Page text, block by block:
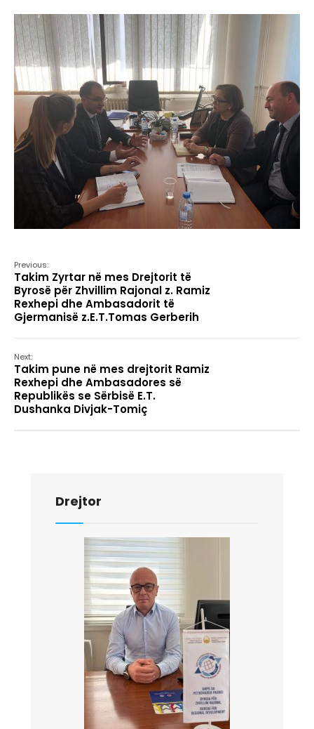
Previous:
Takim Zyrtar në mes Drejtorit të
Byrosë për Zhvillim Rajonal z. Ramiz
Rexhepi dhe Ambasadorit të
Gjermanisë z.E.T.Tomas Gerberih
Next:
Takim pune në mes drejtorit Ramiz
Rexhepi dhe Ambasadores së
Republikës se Sërbisë E.T.
Dushanka Divjak-Tomiç
Drejtor